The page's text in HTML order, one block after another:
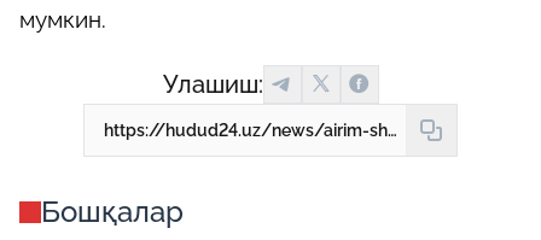
мумкин.
Улашиш:
https://hudud24.uz/news/airim-shakhslarning-uzbekistondan-chikish-khukuki-vaktincha-cheklanishiga-doir-tartib
Бошқалар